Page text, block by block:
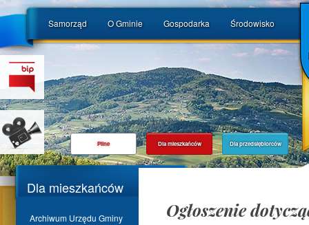
Samorząd O Gminie Gospodarka Środowisko
Pilne Dla mieszkańców Dla przedsiębiorców
Dla mieszkańców
Archiwum Urzędu Gminy
Ogłoszenie